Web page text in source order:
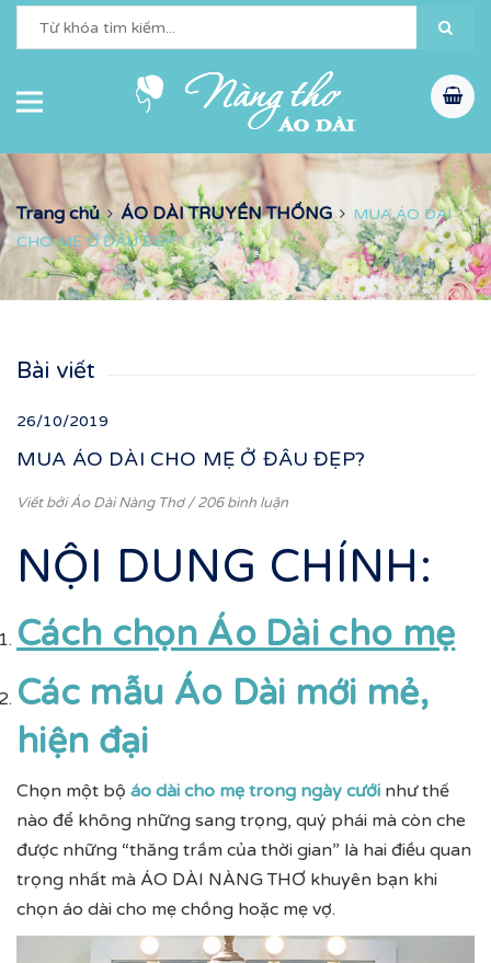
Trang chủ ÁO DÀI TRUYỀN THỐNG
MUA ÁO DÀI
CHO MẸ Ở ĐÂU ĐẸP?
Bài viết
26/10/2019
MUA ÁO DÀI CHO MẸ Ở ĐÂU ĐẸP?
Viết bởiÁo Dài Nàng Thơ/ 206 bình luận
NỘI DUNG CHÍNH:
Cách chọn Áo Dài cho mẹ
Các mẫu Áo Dài mới mẻ,
hiện đại
Chọn một bộ áo dài cho mẹ trong ngày cưới như thế
nào để không những sang trọng, quý phái mà còn che
được những “thăng trầm của thời gian” là hai điều quan
trọng nhất mà ÁO DÀI NÀNG THƠ khuyên bạn khi
chọn áo dài cho mẹ chồng hoặc mẹ vợ.